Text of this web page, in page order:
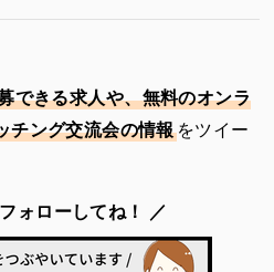
できる求人や、無料のオンラ
チング交流会の情報をツイー
ォローしてね！ ／